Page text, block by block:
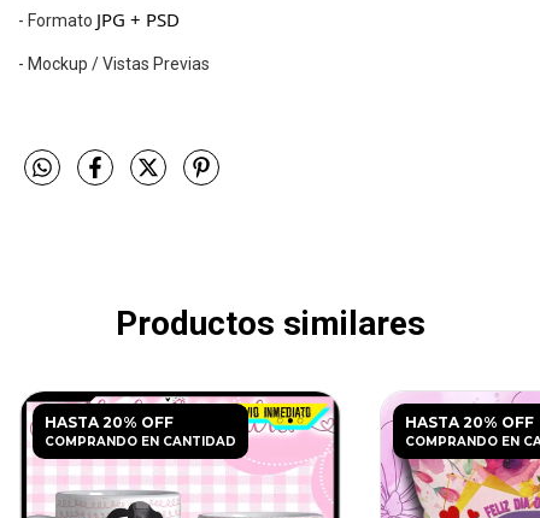
- Formato JPG + PSD
- Mockup / Vistas Previas
Productos similares
HASTA 20% OFF
COMPRANDO EN CANTIDAD
HASTA 20% OFF
COMPRANDO EN